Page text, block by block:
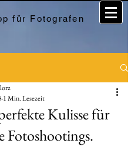
für Fotografen
Kulisse für
Fotoshootings.
1 Min. Lesezeit